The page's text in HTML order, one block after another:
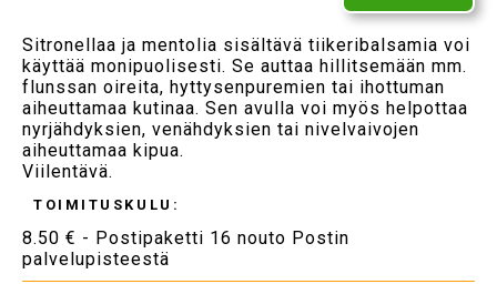
Sitronellaa ja mentolia sisältävä tiikeribalsamia voi
käyttää monipuolisesti. Se auttaa hillitsemään mm.
flunssan oireita, hyttysenpuremien tai ihottuman
aiheuttamaa kutinaa. Sen avulla voi myös helpottaa
nyrjähdyksien, venähdyksien tai nivelvaivojen
aiheuttamaa kipua.
Viilentävä.
TOIMITUSKULU:
8.50 € - Postipaketti 16 nouto Postin
palvelupisteestä